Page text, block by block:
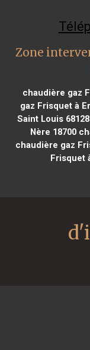
Zone
chaudière gaz
gaz Frisquet à
Saint Louis 68128
Nère 18700
chaudière gaz
Frisquet